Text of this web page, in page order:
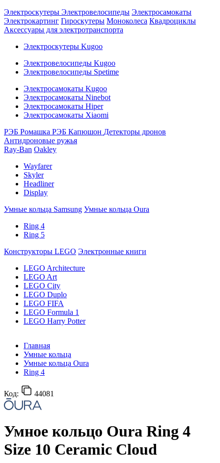
Электроскутеры Электровелосипеды Электросамокаты
Электрокартинг Гироскутеры Моноколеса Квадроциклы
Аксессуары для электротранспорта
Электроскутеры Kugoo
Электровелосипеды Kugoo
Электровелосипеды Spetime
Электросамокаты Kugoo
Электросамокаты Ninebot
Электросамокаты Hiper
Электросамокаты Xiaomi
РЭБ Ромашка РЭБ Капюшон Детекторы дронов
Антидроновые ружья
Ray-Ban Oakley
Wayfarer
Skyler
Headliner
Display
Умные кольца Samsung Умные кольца Oura
Ring 4
Ring 5
Конструкторы LEGO Электронные книги
LEGO Architecture
LEGO Art
LEGO City
LEGO Duplo
LEGO FIFA
LEGO Formula 1
LEGO Harry Potter
Главная
Умные кольца
Умные кольца Oura
Ring 4
Код: 44081
Умное кольцо Oura Ring 4
Size 10 Ceramic Cloud